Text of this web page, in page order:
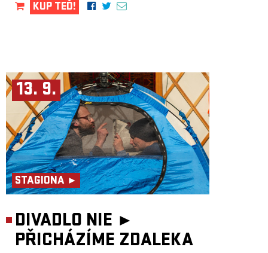
KUP TEĎ!
13. 9.
STAGIONA ►
DIVADLO NIE ►
PŘICHÁZÍME ZDALEKA